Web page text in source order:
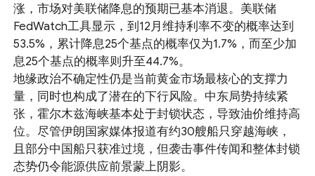
涨，市场对美联储降息的预期已基本消退。美联储
FedWatch工具显示，到12月维持利率不变的概率达到
53.5%，累计降息25个基点的概率仅为1.7%，而至少加
息25个基点的概率则升至44.7%。
地缘政治不确定性仍是当前黄金市场最核心的支撑力
量，同时也构成了潜在的下行风险。中东局势持续紧
张，霍尔木兹海峡基本处于封锁状态，导致油价维持高
位。尽管伊朗国家媒体报道有约30艘船只穿越海峡，
且部分中国船只获准过境，但袭击事件传闻和整体封锁
态势仍令能源供应前景蒙上阴影。